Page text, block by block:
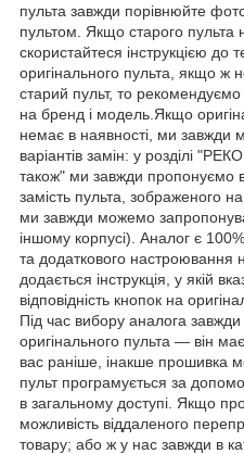
пульта завжди порівнюйте
пультом. Якщо старого пульта
скористайтеся інструкцією до
оригінального пульта, якщо ж
старий пульт, то
на бренд і модель.Якщо
немає в наявності, ми завжди
варіантів замін: у розділі
також" ми завжди пропонуємо
замість пульта, зображеного
ми завжди можемо
іншому корпусі). Аналог є
та додаткового настроювання
додається інструкція, у якій
відповідність кнопок на
Під час вибору аналога
оригінального пульта — він
вас раніше, інакше прошивка
пульт програмується за
в загальному доступі. Якщо
можливість віддаленого
товару; або ж у нас завжди в